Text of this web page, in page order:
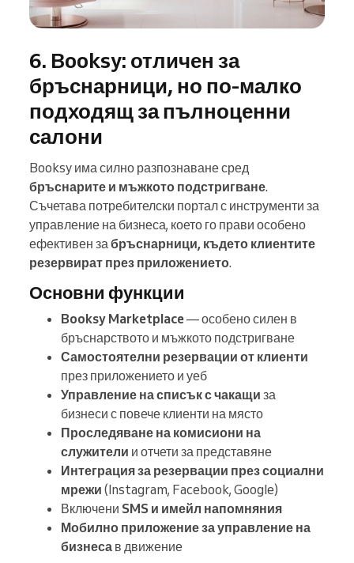
6. Booksy: отличен за
бръснарници, но по-малко
подходящ за пълноценни
салони
Booksy има силно разпознаване сред
бръснарите и мъжкото подстригване.
Съчетава потребителски портал с инструменти за
управление на бизнеса, което го прави особено
ефективен за бръснарници, където клиентите
резервират през приложението.
Основни функции
Booksy Marketplace— особено силен в
бръснарството и мъжкото подстригване
Самостоятелни резервации от клиенти
през приложението и уеб
Управление на списък с чакащи за
бизнеси с повече клиенти на място
Проследяване на комисиони на
служители и отчети за представяне
Интеграция за резервации през социални
мрежи (Instagram, Facebook, Google)
Включени SMS и имейл напомняния
Мобилно приложение за управление на
бизнеса в движение